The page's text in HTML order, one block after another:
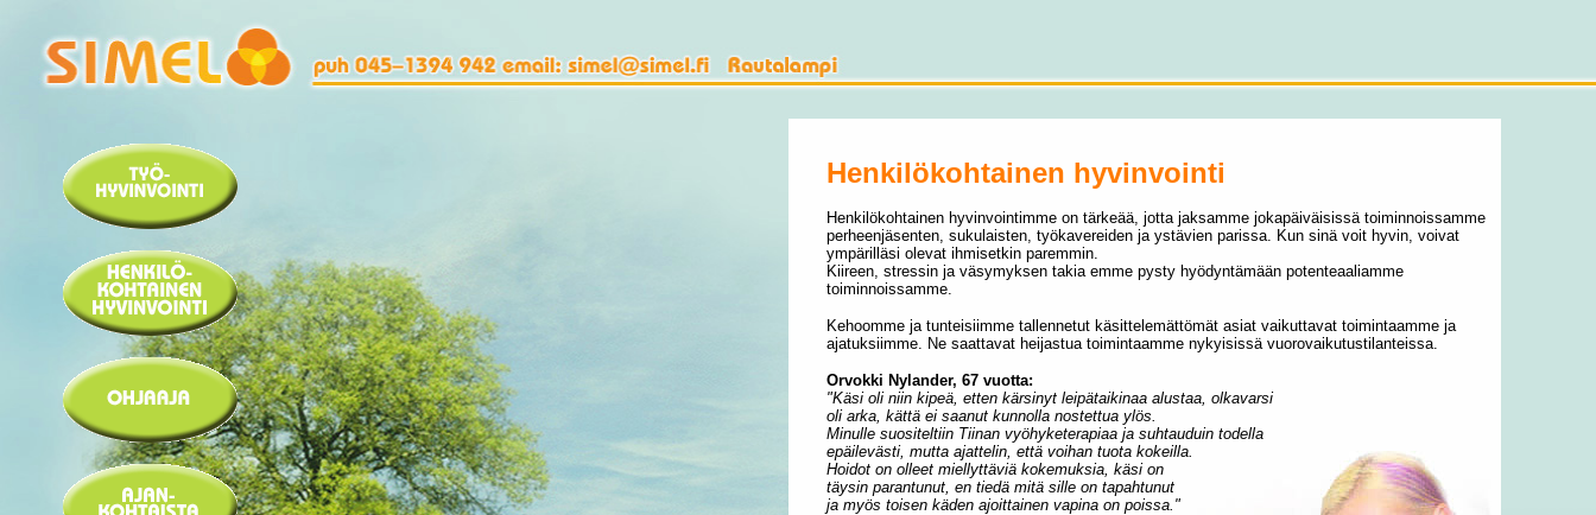
Henkilökohtainen hyvinvointi
Henkilökohtainen hyvinvointimme on tärkeää, jotta jaksamme jokapäiväisissä toiminnoissamme
perheenjäsenten, sukulaisten, työkavereiden ja ystävien parissa. Kun sinä voit hyvin, voivat
ympärilläsi olevat ihmisetkin paremmin.
Kiireen, stressin ja väsymyksen takia emme pysty hyödyntämään potenteaaliamme
toiminnoissamme.
Kehoomme ja tunteisiimme tallennetut käsittelemättömät asiat vaikuttavat toimintaamme ja
ajatuksiimme. Ne saattavat heijastua toimintaamme nykyisissä vuorovaikutustilanteissa.
Orvokki Nylander, 67 vuotta:
"Käsi oli niin kipeä, etten kärsinyt leipätaikinaa alustaa, olkavarsi
oli arka, kättä ei saanut kunnolla nostettua ylös.
Minulle suositeltiin Tiinan vyöhyketerapiaa ja suhtauduin todella
epäilevästi, mutta ajattelin, että voihan tuota kokeilla.
Hoidot on olleet miellyttäviä kokemuksia, käsi on
täysin parantunut, en tiedä mitä sille on tapahtunut
ja myös toisen käden ajoittainen vapina on poissa."